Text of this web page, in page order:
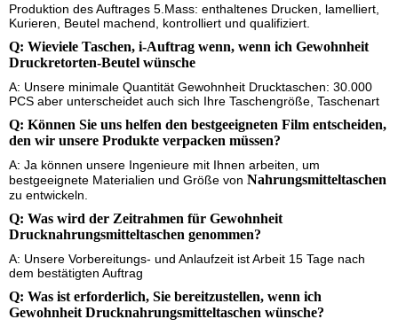
Produktion des Auftrages 5.Mass: enthaltenes Drucken, lamelliert,
Kurieren, Beutel machend, kontrolliert und qualifiziert.
Q: Wieviele Taschen, i-Auftrag wenn, wenn ich Gewohnheit
Druckretorten-Beutel wünsche
A: Unsere minimale Quantität Gewohnheit Drucktaschen: 30.000
PCS aber unterscheidet auch sich Ihre Taschengröße, Taschenart
Q: Können Sie uns helfen den bestgeeigneten Film entscheiden,
den wir unsere Produkte verpacken müssen?
A: Ja können unsere Ingenieure mit Ihnen arbeiten, um
bestgeeignete Materialien und Größe von Nahrungsmitteltaschen
zu entwickeln.
Q: Was wird der Zeitrahmen für Gewohnheit
Drucknahrungsmitteltaschen genommen?
A: Unsere Vorbereitungs- und Anlaufzeit ist Arbeit 15 Tage nach
dem bestätigten Auftrag
Q: Was ist erforderlich, Sie bereitzustellen, wenn ich
Gewohnheit Drucknahrungsmitteltaschen wünsche?